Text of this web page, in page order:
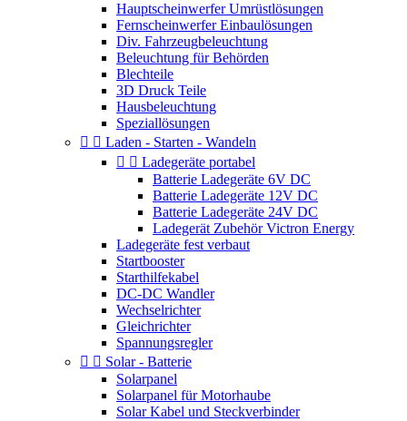
Hauptscheinwerfer Umrüstlösungen
Fernscheinwerfer Einbaulösungen
Div. Fahrzeugbeleuchtung
Beleuchtung für Behörden
Blechteile
3D Druck Teile
Hausbeleuchtung
Speziallösungen
  Laden - Starten - Wandeln
  Ladegeräte portabel
Batterie Ladegeräte 6V DC
Batterie Ladegeräte 12V DC
Batterie Ladegeräte 24V DC
Ladegerät Zubehör Victron Energy
Ladegeräte fest verbaut
Startbooster
Starthilfekabel
DC-DC Wandler
Wechselrichter
Gleichrichter
Spannungsregler
  Solar - Batterie
Solarpanel
Solarpanel für Motorhaube
Solar Kabel und Steckverbinder